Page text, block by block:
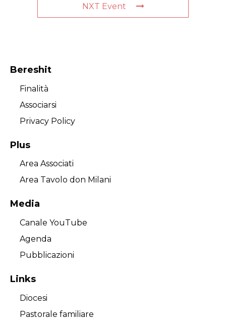
NXT Event
Bereshit
Finalità
Associarsi
Privacy Policy
Plus
Area Associati
Area Tavolo don Milani
Media
Canale YouTube
Agenda
Pubblicazioni
Links
Diocesi
Pastorale familiare